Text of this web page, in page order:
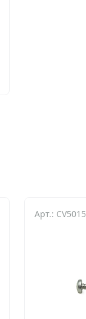
Арт.: